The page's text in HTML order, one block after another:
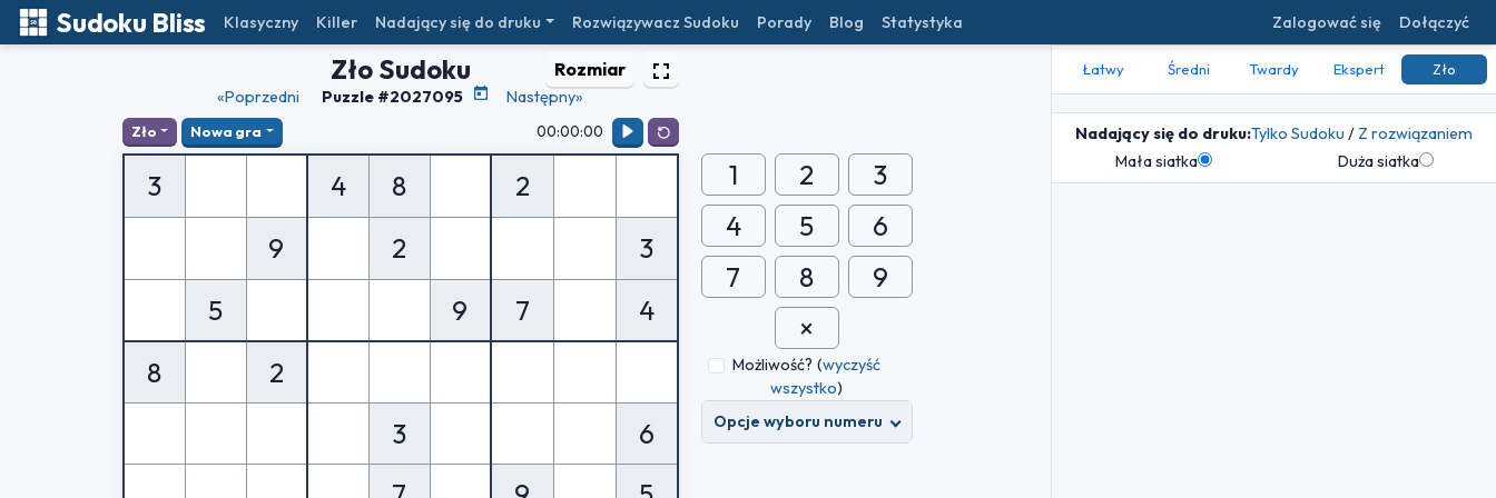
Sudoku Bliss Klasyczny Killer Nadający się do druku Rozwiązywacz Sudoku Porady Blog Statystyka Zalogować się Dołączyć
Zło Sudoku Rozmiar
«Poprzedni Puzzle #2027095 Następny»
Zło Nowa gra 00:00:00
3 4 8
2
9
2
3
5
9 7
4
8
2
3
6
1 2
3
4
5
6
7
8 9
Możliwość? (wyczyść
wszystko)
Opcje wyboru numeru
Łatwy Średni Twardy Ekspert Zło
Nadający się do druku:Tylko Sudoku / Z rozwiązaniem
Mała siatka
Duża siatka